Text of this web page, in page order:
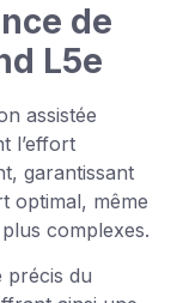
de
L5e
assistée
l’effort
garantissant
optimal, même
complexes.
précis du